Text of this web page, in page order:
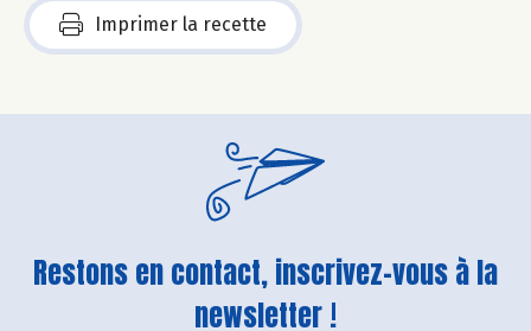
Imprimer la recette
Restons en contact, inscrivez-vous à la
newsletter !